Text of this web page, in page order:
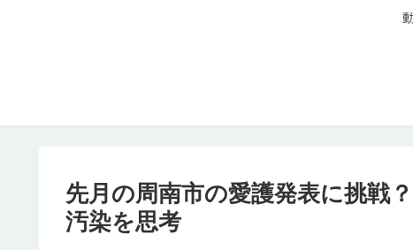
先月の周南市の愛護発表に挑戦
汚染を思考